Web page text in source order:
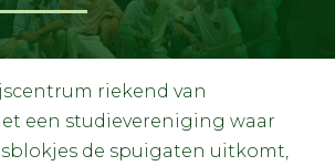
riekend van
een studievereniging waar
de spuigaten uitkomt,